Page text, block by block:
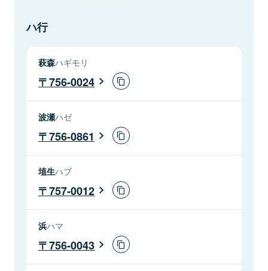
ハ行
萩森ハギモリ
756-0024
波瀬ハゼ
756-0861
埴生ハブ
757-0012
浜ハマ
756-0043